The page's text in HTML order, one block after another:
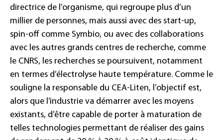
directrice de l’organisme, qui regroupe plus d’un
millier de personnes, mais aussi avec des start-up,
spin-off comme Symbio, ou avec des collaborations
avec les autres grands centres de recherche, comme
le CNRS, les recherches se poursuivent, notamment
en termes d’électrolyse haute température. Comme le
souligne la responsable du CEA-Liten, l’objectif est,
alors que l’industrie va démarrer avec les moyens
existants, d’être capable de porter à maturation de
telles technologies permettant de réaliser des gains